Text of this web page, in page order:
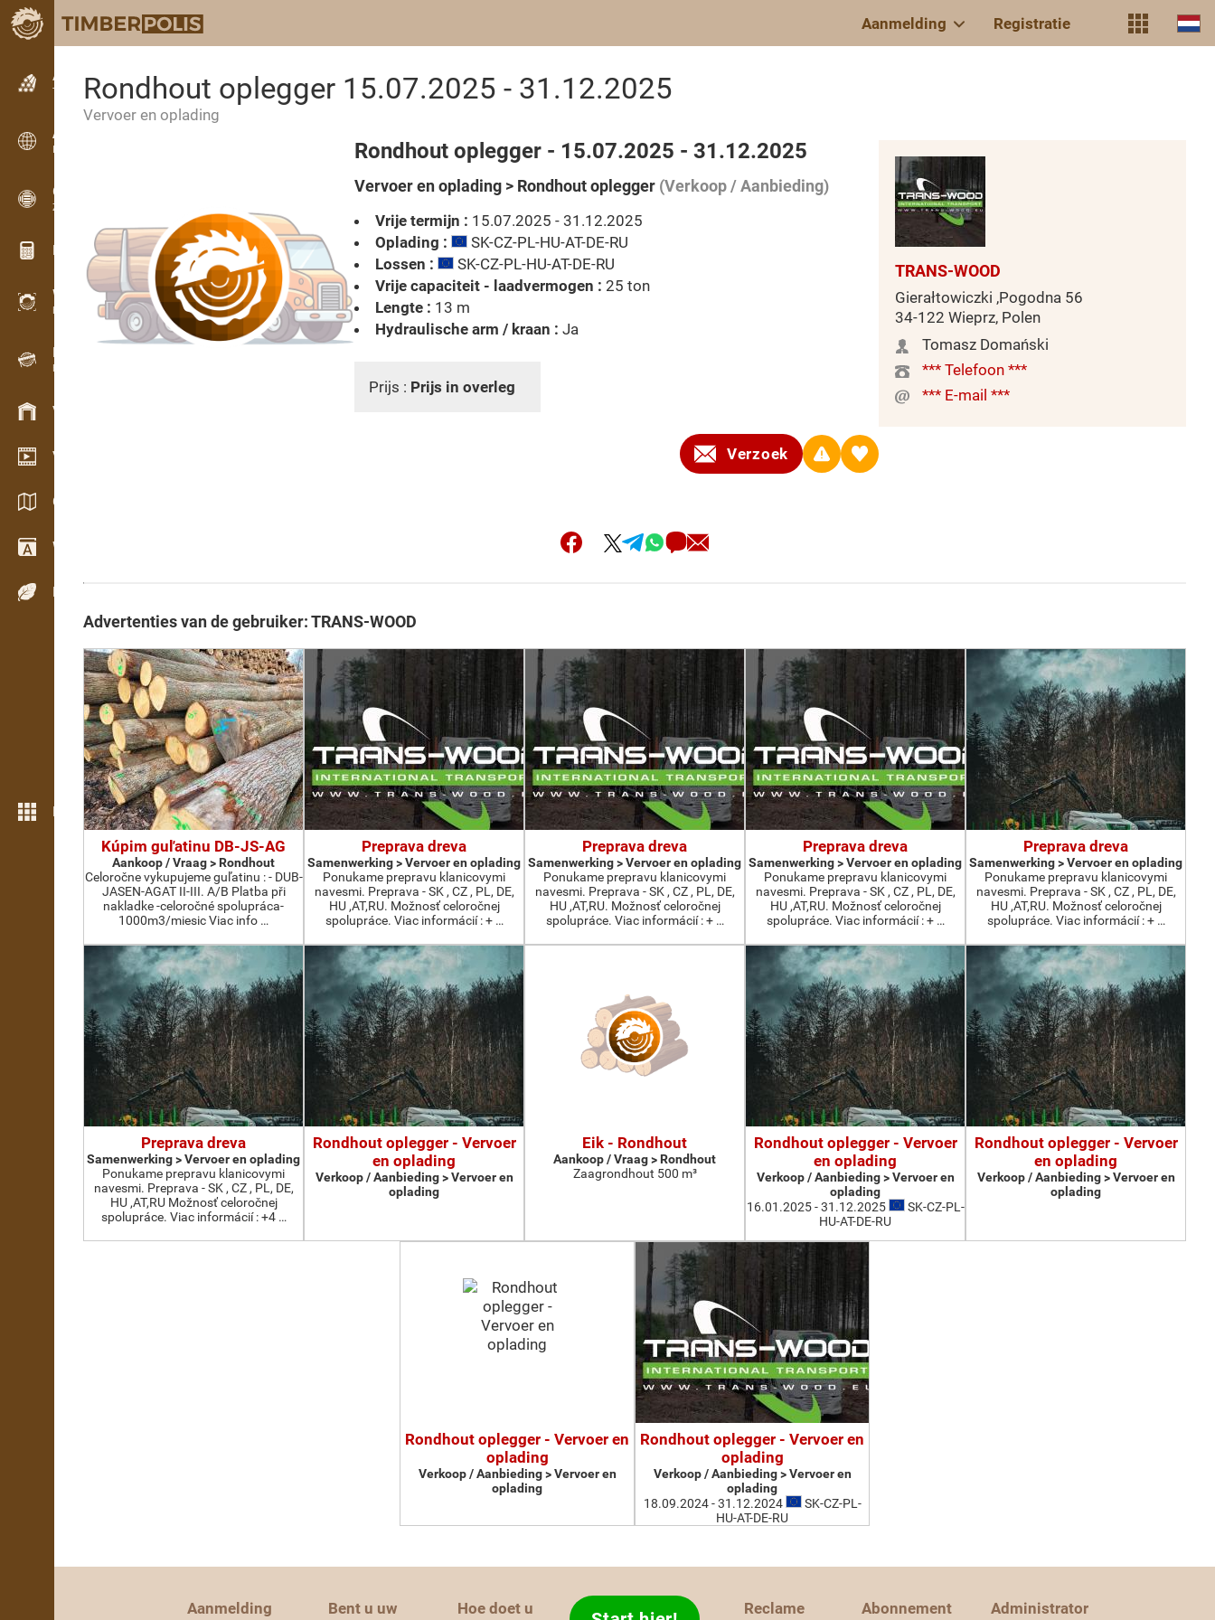
Aanmelding Registratie
Advertenties
Tekstadvertenties
Advertenties
Internationale advertenties
OPTI-TIMB
Zaagschema’s
Hout calculators
WoodProfi
Houtvolume met AI
Datalogger
Houtinventarisatie in het veld
Voorraadbeheer
Video showroom
Catalogi / Brochures
Woordenboek
Houtsoorten
Meer opties
Rondhout oplegger 15.07.2025 - 31.12.2025
Vervoer en oplading
Rondhout oplegger - 15.07.2025 - 31.12.2025
Vervoer en oplading > Rondhout oplegger (Verkoop / Aanbieding)
Vrije termijn : 15.07.2025 - 31.12.2025
Oplading :
SK-CZ-PL-HU-AT-DE-RU
Lossen :
SK-CZ-PL-HU-AT-DE-RU
Vrije capaciteit - laadvermogen : 25 ton
Lengte : 13 m
Hydraulische arm / kraan : Ja
Prijs : Prijs in overleg
Verzoek
TRANS-WOOD
Gierałtowiczki ,Pogodna 56
34-122 Wieprz, Polen
Tomasz Domański
*** Telefoon ***
*** E-mail ***
Advertenties van de gebruiker: TRANS-WOOD
Kúpim guľatinu DB-JS-AG
Aankoop / Vraag > Rondhout
Celoročne vykupujeme guľatinu : - DUB-
JASEN-AGAT II-III. A/B Platba při
nakladke -celoročné spolupráca-
1000m3/miesic Viac info …
Preprava dreva
Samenwerking > Vervoer en oplading
Ponukame prepravu klanicovymi
navesmi. Preprava - SK , CZ , PL, DE,
HU ,AT,RU. Možnosť celoročnej
spolupráce. Viac informácií : + …
Preprava dreva
Samenwerking > Vervoer en oplading
Ponukame prepravu klanicovymi
navesmi. Preprava - SK , CZ , PL, DE,
HU ,AT,RU. Možnosť celoročnej
spolupráce. Viac informácií : + …
Preprava dreva
Samenwerking > Vervoer en oplading
Ponukame prepravu klanicovymi
navesmi. Preprava - SK , CZ , PL, DE,
HU ,AT,RU. Možnosť celoročnej
spolupráce. Viac informácií : + …
Preprava dreva
Samenwerking > Vervoer en oplading
Ponukame prepravu klanicovymi
navesmi. Preprava - SK , CZ , PL, DE,
HU ,AT,RU. Možnosť celoročnej
spolupráce. Viac informácií : + …
Preprava dreva
Samenwerking > Vervoer en oplading
Ponukame prepravu klanicovymi
navesmi. Preprava - SK , CZ , PL, DE,
HU ,AT,RU Možnosť celoročnej
spolupráce. Viac informácií : +4 …
Rondhout oplegger - Vervoer
en oplading
Verkoop / Aanbieding > Vervoer en
oplading
Eik - Rondhout
Aankoop / Vraag > Rondhout
Zaagrondhout 500 m³
Rondhout oplegger - Vervoer
en oplading
Verkoop / Aanbieding > Vervoer en
oplading
16.01.2025 - 31.12.2025
SK-CZ-PL-
HU-AT-DE-RU
Rondhout oplegger - Vervoer
en oplading
Verkoop / Aanbieding > Vervoer en
oplading
Rondhout oplegger - Vervoer en
oplading
Verkoop / Aanbieding > Vervoer en
oplading
Rondhout oplegger - Vervoer en
oplading
Verkoop / Aanbieding > Vervoer en
oplading
18.09.2024 - 31.12.2024
SK-CZ-PL-
HU-AT-DE-RU
Aanmelding
Bent u uw
Hoe doet u
Reclame Abonnement
Administrator